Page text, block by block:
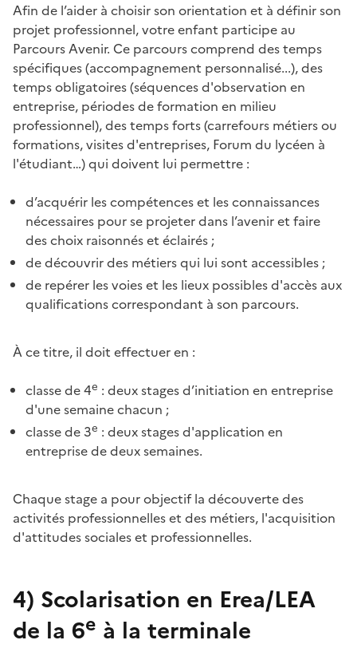
Afin de l’aider à choisir son orientation et à définir son
projet professionnel, votre enfant participe au
Parcours Avenir. Ce parcours comprend des temps
spécifiques (accompagnement personnalisé...), des
temps obligatoires (séquences d'observation en
entreprise, périodes de formation en milieu
professionnel), des temps forts (carrefours métiers ou
formations, visites d'entreprises, Forum du lycéen à
l'étudiant…) qui doivent lui permettre :
d’acquérir les compétences et les connaissances
nécessaires pour se projeter dans l’avenir et faire
des choix raisonnés et éclairés ;
de découvrir des métiers qui lui sont accessibles ;
de repérer les voies et les lieux possibles d'accès aux
qualifications correspondant à son parcours.
À ce titre, il doit effectuer en :
classe de 4e : deux stages d’initiation en entreprise
d'une semaine chacun ;
classe de 3e : deux stages d'application en
entreprise de deux semaines.
Chaque stage a pour objectif la découverte des
activités professionnelles et des métiers, l'acquisition
d'attitudes sociales et professionnelles.
4) Scolarisation en Erea/LEA
de la 6e à la terminale